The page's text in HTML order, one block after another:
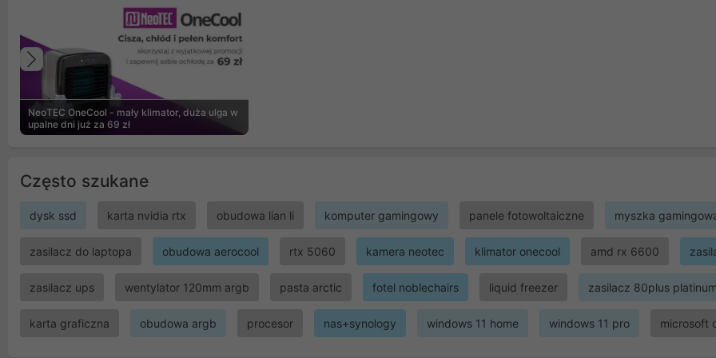
NeoTEC OneCool - mały klimator, duża ulga w
upalne dni już za 69 zł
Poprzedni
Często szukane
dysk ssd karta nvidia rtx obudowa lian li komputer gamingowy panele fotowoltaiczne myszka
zasilacz do laptopa obudowa aerocool rtx 5060 kamera neotec klimator onecool amd rx 6600
zasilacz ups wentylator 120mm argb pasta arctic fotel noblechairs liquid freezer zasilacz 80plus platinum
karta graficzna obudowa argb procesor nas+synology windows 11 home windows 11 pro microsoft